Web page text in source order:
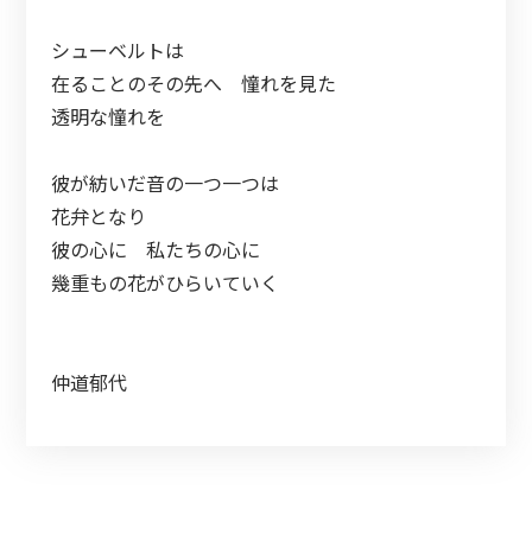
シューベルトは
在ることのその先へ 憧れを見た
透明な憧れを
彼が紡いだ音の一つ一つは
花弁となり
彼の心に 私たちの心に
幾重もの花がひらいていく
仲道郁代